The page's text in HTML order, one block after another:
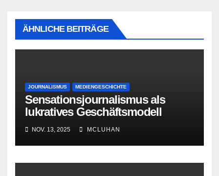
ÄHNLICHE BEITRÄGE
JOURNALISMUS MEDIENGESCHICHTE
Sensationsjournalismus als
lukratives Geschäftsmodell
NOV. 13, 2025 MCLUHAN